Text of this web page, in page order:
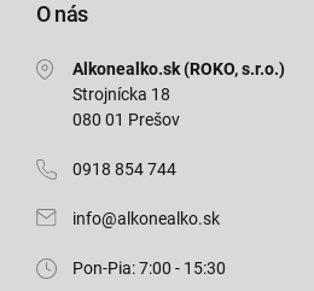
O nás
Alkonealko.sk (ROKO, s.r.o.)
Strojnícka 18
080 01 Prešov
0918 854 744
info@alkonealko.sk
Pon-Pia: 7:00 - 15:30